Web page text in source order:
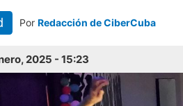
Por Redacción de CiberCuba
2025 - 15:23